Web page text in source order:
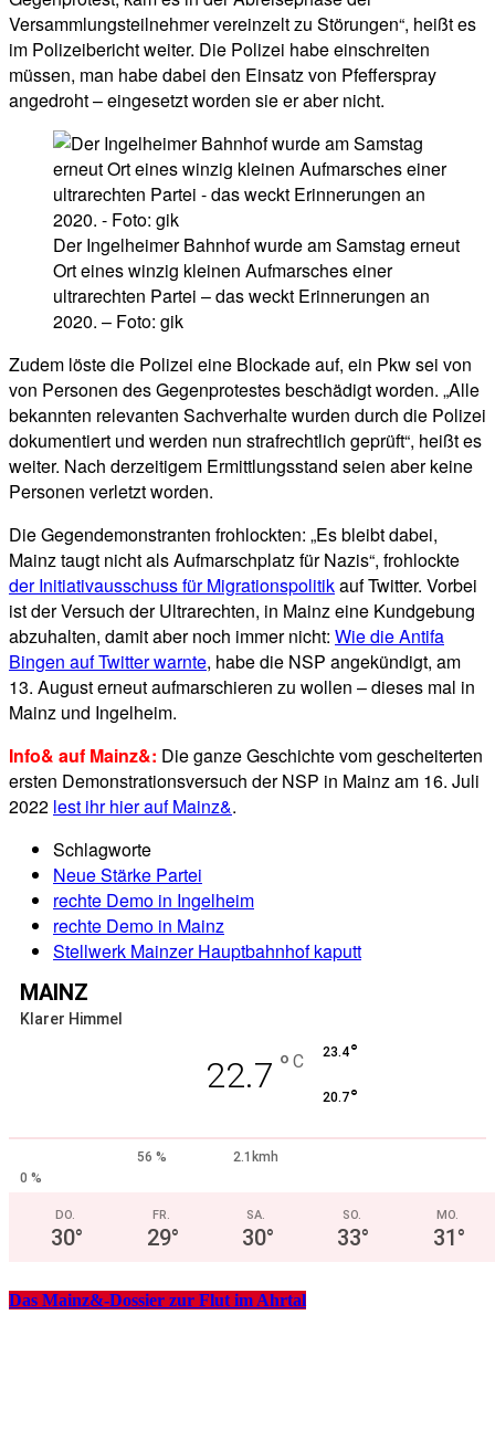
Versammlungsteilnehmer vereinzelt zu Störungen“, heißt es
im Polizeibericht weiter. Die Polizei habe einschreiten
müssen, man habe dabei den Einsatz von Pfefferspray
angedroht – eingesetzt worden sie er aber nicht.
Der Ingelheimer Bahnhof wurde am Samstag erneut
Ort eines winzig kleinen Aufmarsches einer
ultrarechten Partei – das weckt Erinnerungen an
2020. – Foto: gik
Zudem löste die Polizei eine Blockade auf, ein Pkw sei von
von Personen des Gegenprotestes beschädigt worden. „Alle
bekannten relevanten Sachverhalte wurden durch die Polizei
dokumentiert und werden nun strafrechtlich geprüft“, heißt es
weiter. Nach derzeitigem Ermittlungsstand seien aber keine
Personen verletzt worden.
Die Gegendemonstranten frohlockten: „Es bleibt dabei,
Mainz taugt nicht als Aufmarschplatz für Nazis“, frohlockte
der Initiativausschuss für Migrationspolitikauf Twitter. Vorbei
ist der Versuch der Ultrarechten, in Mainz eine Kundgebung
abzuhalten, damit aber noch immer nicht: Wie die Antifa
Bingen auf Twitter warnte, habe die NSP angekündigt, am
13. August erneut aufmarschieren zu wollen – dieses mal in
Mainz und Ingelheim.
Info& auf Mainz&: Die ganze Geschichte vom gescheiterten
ersten Demonstrationsversuch der NSP in Mainz am 16. Juli
2022 lest ihr hier auf Mainz&.
Schlagworte
Neue Stärke Partei
rechte Demo in Ingelheim
rechte Demo in Mainz
Stellwerk Mainzer Hauptbahnhof kaputt
MAINZ
Klarer Himmel
22.7 ° C 23.4°
20.7°
56 %
2.1kmh
0 %
DO.
30°
FR.
29°
SA.
30°
SO.
33°
MO.
31°
Das Mainz&-Dossier zur Flut im Ahrtal